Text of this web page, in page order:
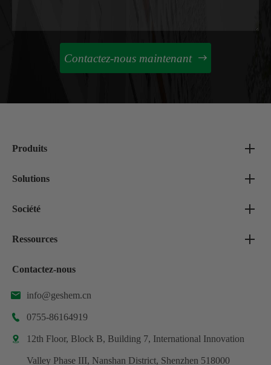
Contactez-nous maintenant 
Produits
Solutions
Société
Ressources
Contactez-nous
 info@geshem.cn
 0755-86164919
 12th Floor, Block B, Building 7, International Innovation
Valley Phase III, Nanshan District, Shenzhen 518000